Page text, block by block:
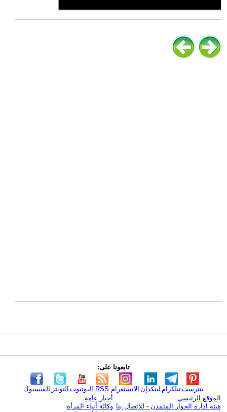
تابعونا على:
الفيسبوك التويتر اليوتيوب RSS الانستغرام لينكدإن تيلكرامبنترست
الموقع الرئيسي
هيئة ادارة الحوار المتمدن - للإتصال بنا
أخبار عامة
وكالة أنباء المرأة